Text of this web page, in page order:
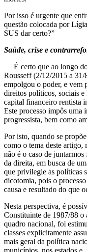
Por isso é urgente que
questão colocada por
SUS dar certo?”
Saúde, crise e
É certo que ao longo
Rousseff (2/12/2015 a 31/
empolgou o poder, e vem
direitos políticos, sociais
capital financeiro rentista
Este processo impôs uma
progressista, bem como
Por isto, quando se
como o tema deste artigo,
não é o caso de
da direita, em busca de
que privilegie as políticas
dicotomia, pois o
causa e resultado do que
Nesta perspectiva, é
Constituinte de 1987/88 o
quadro nacional, foi
classes explicitamente
mais geral da política